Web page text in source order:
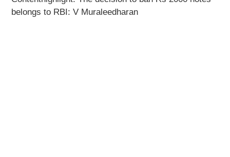
belongs to RBI: V Muraleedharan